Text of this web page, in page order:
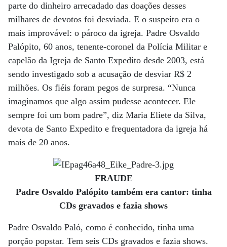
parte do dinheiro arrecadado das doações desses
milhares de devotos foi desviada. E o suspeito era o
mais improvável: o pároco da igreja. Padre Osvaldo
Palópito, 60 anos, tenente-coronel da Polícia Militar e
capelão da Igreja de Santo Expedito desde 2003, está
sendo investigado sob a acusação de desviar R$ 2
milhões. Os fiéis foram pegos de surpresa. “Nunca
imaginamos que algo assim pudesse acontecer. Ele
sempre foi um bom padre”, diz Maria Eliete da Silva,
devota de Santo Expedito e frequentadora da igreja há
mais de 20 anos.
FRAUDE
Padre Osvaldo Palópito também era cantor: tinha
CDs gravados e fazia shows
Padre Osvaldo Paló, como é conhecido, tinha uma
porção popstar. Tem seis CDs gravados e fazia shows.